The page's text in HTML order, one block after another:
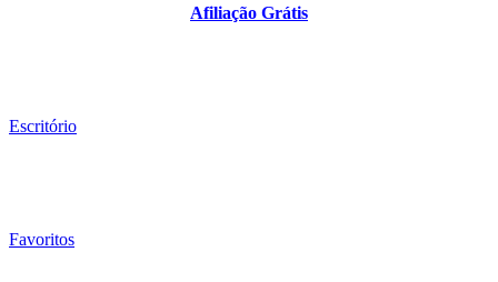
Afiliação Grátis
Escritório
Favoritos